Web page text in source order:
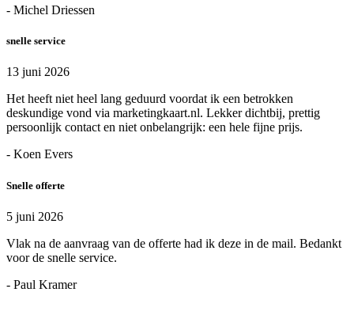
- Michel Driessen
snelle service
13 juni 2026
Het heeft niet heel lang geduurd voordat ik een betrokken
deskundige vond via marketingkaart.nl. Lekker dichtbij, prettig
persoonlijk contact en niet onbelangrijk: een hele fijne prijs.
- Koen Evers
Snelle offerte
5 juni 2026
Vlak na de aanvraag van de offerte had ik deze in de mail. Bedankt
voor de snelle service.
- Paul Kramer